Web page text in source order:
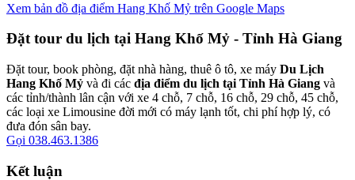
Xem bản đồ địa điểm Hang Khố Mỷ trên Google Maps
Đặt tour du lịch tại Hang Khố Mỷ - Tỉnh Hà Giang
Đặt tour, book phòng, đặt nhà hàng, thuê ô tô, xe máy Du Lịch
Hang Khố Mỷ và đi các địa điểm du lịch tại Tỉnh Hà Giang và
các tỉnh/thành lân cận với xe 4 chỗ, 7 chỗ, 16 chỗ, 29 chỗ, 45 chỗ,
các loại xe Limousine đời mới có máy lạnh tốt, chi phí hợp lý, có
đưa đón sân bay.
Gọi 038.463.1386
Kết luận